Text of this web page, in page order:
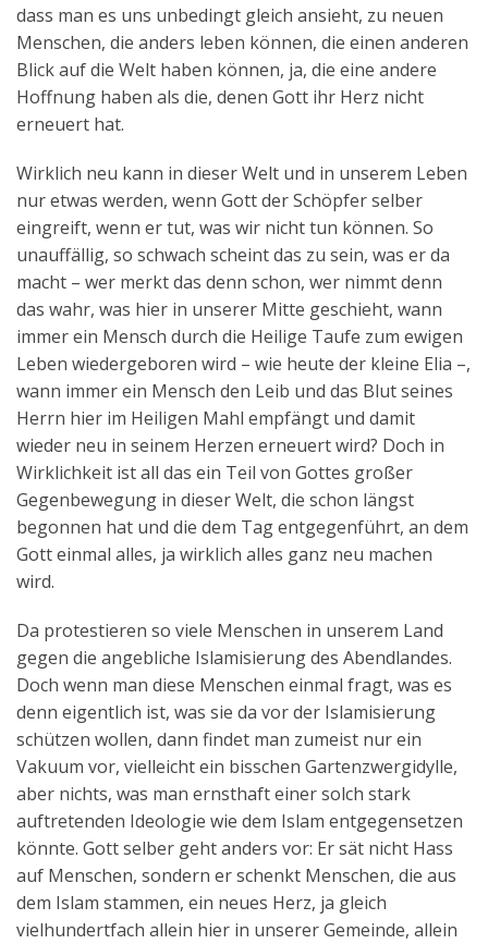
dass man es uns unbedingt gleich ansieht, zu neuen
Menschen, die anders leben können, die einen anderen
Blick auf die Welt haben können, ja, die eine andere
Hoffnung haben als die, denen Gott ihr Herz nicht
erneuert hat.
Wirklich neu kann in dieser Welt und in unserem Leben
nur etwas werden, wenn Gott der Schöpfer selber
eingreift, wenn er tut, was wir nicht tun können. So
unauffällig, so schwach scheint das zu sein, was er da
macht – wer merkt das denn schon, wer nimmt denn
das wahr, was hier in unserer Mitte geschieht, wann
immer ein Mensch durch die Heilige Taufe zum ewigen
Leben wiedergeboren wird – wie heute der kleine Elia –,
wann immer ein Mensch den Leib und das Blut seines
Herrn hier im Heiligen Mahl empfängt und damit
wieder neu in seinem Herzen erneuert wird? Doch in
Wirklichkeit ist all das ein Teil von Gottes großer
Gegenbewegung in dieser Welt, die schon längst
begonnen hat und die dem Tag entgegenführt, an dem
Gott einmal alles, ja wirklich alles ganz neu machen
wird.
Da protestieren so viele Menschen in unserem Land
gegen die angebliche Islamisierung des Abendlandes.
Doch wenn man diese Menschen einmal fragt, was es
denn eigentlich ist, was sie da vor der Islamisierung
schützen wollen, dann findet man zumeist nur ein
Vakuum vor, vielleicht ein bisschen Gartenzwergidylle,
aber nichts, was man ernsthaft einer solch stark
auftretenden Ideologie wie dem Islam entgegensetzen
könnte. Gott selber geht anders vor: Er sät nicht Hass
auf Menschen, sondern er schenkt Menschen, die aus
dem Islam stammen, ein neues Herz, ja gleich
vielhundertfach allein hier in unserer Gemeinde, allein